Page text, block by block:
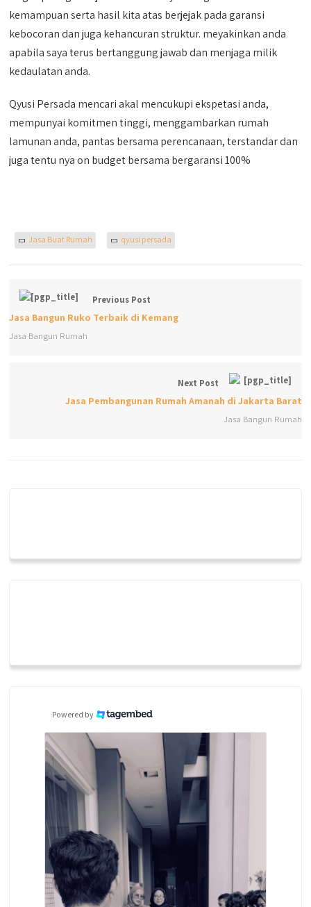
kemampuan serta hasil kita atas berjejak pada garansi
kebocoran dan juga kehancuran struktur. meyakinkan anda
apabila saya terus bertanggung jawab dan menjaga milik
kedaulatan anda.
Qyusi Persada mencari akal mencukupi ekspetasi anda,
mempunyai komitmen tinggi, menggambarkan rumah
lamunan anda, pantas bersama perencanaan, terstandar dan
juga tentu nya on budget bersama bergaransi 100%
Jasa Buat Rumah qyusi persada
Previous Post
Jasa Bangun Ruko Terbaik di Kemang
Jasa Bangun Rumah
Next Post
Jasa Pembangunan Rumah Amanah di Jakarta Barat
Jasa Bangun Rumah
Powered by